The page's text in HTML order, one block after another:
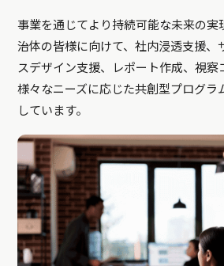
事業を通じてより持続可能な未来の実
治体の皆様に向けて、社内浸透支援、
スデザイン支援、レポート作成、視察
様々なニーズに応じた共創型プログラ
しています。